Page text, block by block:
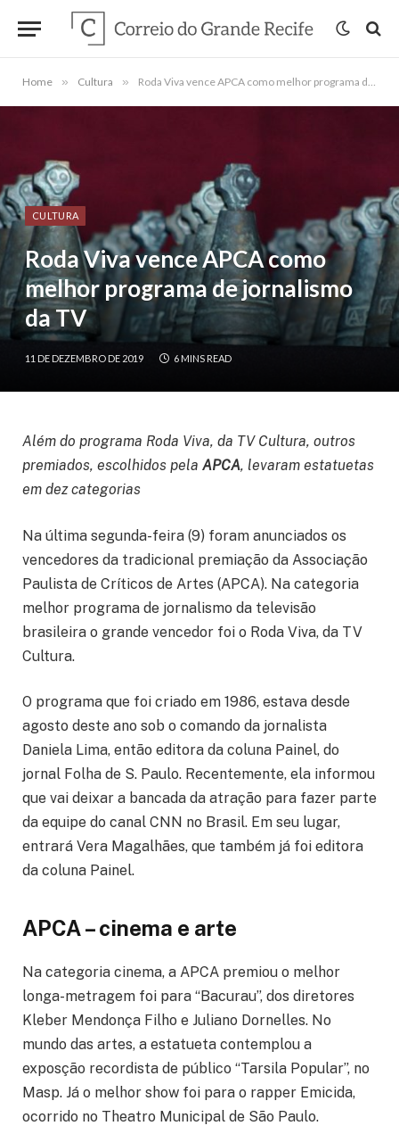
Home » Cultura » Roda Viva vence APCA como melhor programa de jornalismo da TV
CULTURA
Roda Viva vence APCA como
melhor programa de jornalismo
da TV
11 DE DEZEMBRO DE 2019 6 MINS READ
Além do programa Roda Viva, da TV Cultura, outros
premiados, escolhidos pela APCA, levaram estatuetas
em dez categorias
Na última segunda-feira (9) foram anunciados os
vencedores da tradicional premiação da Associação
Paulista de Críticos de Artes (APCA). Na categoria
melhor programa de jornalismo da televisão
brasileira o grande vencedor foi o Roda Viva, da TV
Cultura.
O programa que foi criado em 1986, estava desde
agosto deste ano sob o comando da jornalista
Daniela Lima, então editora da coluna Painel, do
jornal Folha de S. Paulo. Recentemente, ela informou
que vai deixar a bancada da atração para fazer parte
da equipe do canal CNN no Brasil. Em seu lugar,
entrará Vera Magalhães, que também já foi editora
da coluna Painel.
APCA – cinema e arte
Na categoria cinema, a APCA premiou o melhor
longa-metragem foi para “Bacurau”, dos diretores
Kleber Mendonça Filho e Juliano Dornelles. No
mundo das artes, a estatueta contemplou a
exposção recordista de público “Tarsila Popular”, no
Masp. Já o melhor show foi para o rapper Emicida,
ocorrido no Theatro Municipal de São Paulo.